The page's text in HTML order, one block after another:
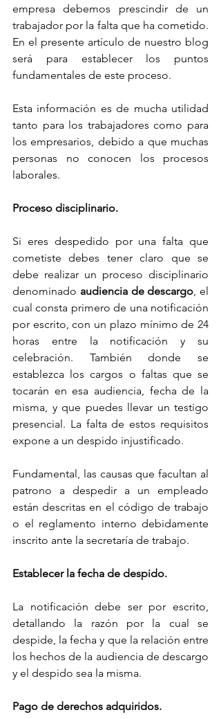
empresa debemos prescindir de un
trabajador por la falta que ha cometido.
En el presente artículo de nuestro blog
será para establecer los puntos
fundamentales de este proceso.
Esta información es de mucha utilidad
tanto para los trabajadores como para
los empresarios, debido a que muchas
personas no conocen los procesos
laborales.
Proceso disciplinario.
Si eres despedido por una falta que
cometiste debes tener claro que se
debe realizar un proceso disciplinario
denominado audiencia de descargo, el
cual consta primero de una notificación
por escrito, con un plazo mínimo de 24
horas entre la notificación y su
celebración. También donde se
establezca los cargos o faltas que se
tocarán en esa audiencia, fecha de la
misma, y que puedes llevar un testigo
presencial. La falta de estos requisitos
expone a un despido injustificado.
Fundamental, las causas que facultan al
patrono a despedir a un empleado
están descritas en el código de trabajo
o el reglamento interno debidamente
inscrito ante la secretaría de trabajo.
Establecer la fecha de despido.
La notificación debe ser por escrito,
detallando la razón por la cual se
despide, la fecha y que la relación entre
los hechos de la audiencia de descargo
y el despido sea la misma.
Pago de derechos adquiridos.